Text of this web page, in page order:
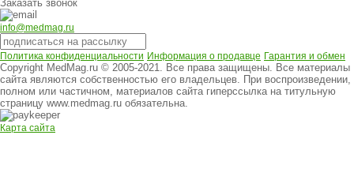
Заказать звонок
info@medmag.ru
Политика конфиденциальности Информация о продавце Гарантия и обмен
Copyright MedMag.ru © 2005-2021. Все права защищены. Все материалы
сайта являются собственностью его владельцев. При воспроизведении,
полном или частичном, материалов сайта гиперссылка на титульную
страницу www.medmag.ru обязательна.
Карта сайта